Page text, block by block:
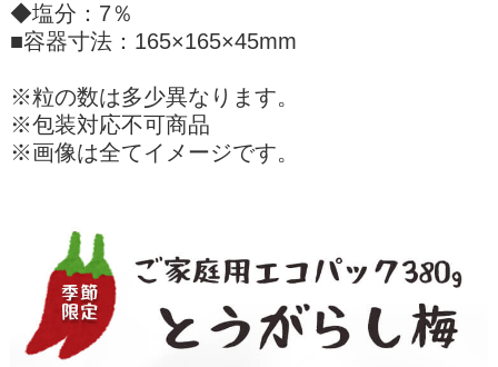
◆塩分：7％
■容器寸法：165×165×45mm
※粒の数は多少異なります。
※包装対応不可商品
※画像は全てイメージです。